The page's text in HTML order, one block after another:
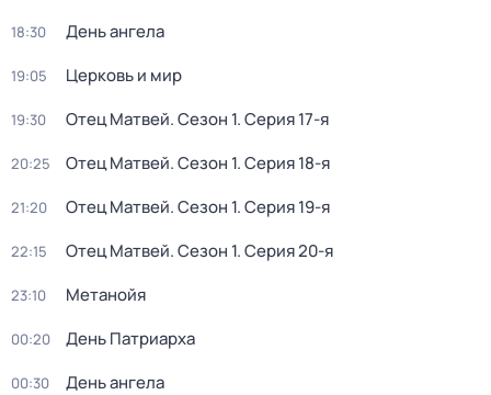
18:30 День ангела
19:05 Церковь и мир
19:30 Отец Матвей. Сезон 1. Серия 17-я
20:25 Отец Матвей. Сезон 1. Серия 18-я
21:20 Отец Матвей. Сезон 1. Серия 19-я
22:15 Отец Матвей. Сезон 1. Серия 20-я
23:10 Метанойя
00:20 День Патриарха
00:30 День ангела